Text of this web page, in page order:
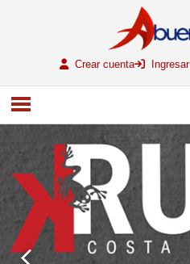
Crear cuenta Ingresar